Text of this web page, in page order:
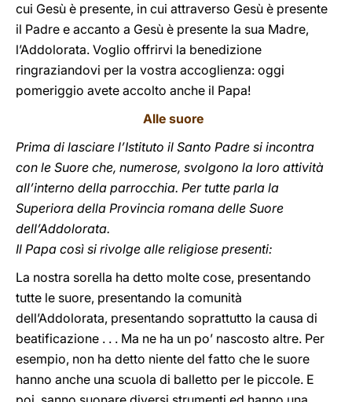
cui Gesù è presente, in cui attraverso Gesù è presente
il Padre e accanto a Gesù è presente la sua Madre,
l’Addolorata. Voglio offrirvi la benedizione
ringraziandovi per la vostra accoglienza: oggi
pomeriggio avete accolto anche il Papa!
Alle suore
Prima di lasciare l’Istituto il Santo Padre si incontra
con le Suore che, numerose, svolgono la loro attività
all’interno della parrocchia. Per tutte parla la
Superiora della Provincia romana delle Suore
dell’Addolorata.
Il Papa così si rivolge alle religiose presenti:
La nostra sorella ha detto molte cose, presentando
tutte le suore, presentando la comunità
dell’Addolorata, presentando soprattutto la causa di
beatificazione . . . Ma ne ha un po’ nascosto altre. Per
esempio, non ha detto niente del fatto che le suore
hanno anche una scuola di balletto per le piccole. E